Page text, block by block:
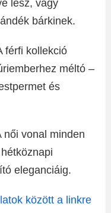
lesz, vagy
bárkinek.
férfi kollekció
méltó –
és
női vonal minden
eleganciáig.
között a linkre